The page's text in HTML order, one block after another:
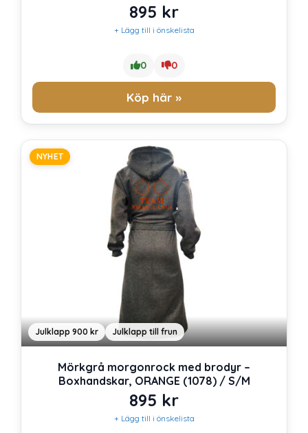
895 kr
+ Lägg till i önskelista
0 0
Köp här »
NYHET
Julklapp 900 kr Julklapp till frun
Mörkgrå morgonrock med brodyr –
Boxhandskar, ORANGE (1078) / S/M
895 kr
+ Lägg till i önskelista